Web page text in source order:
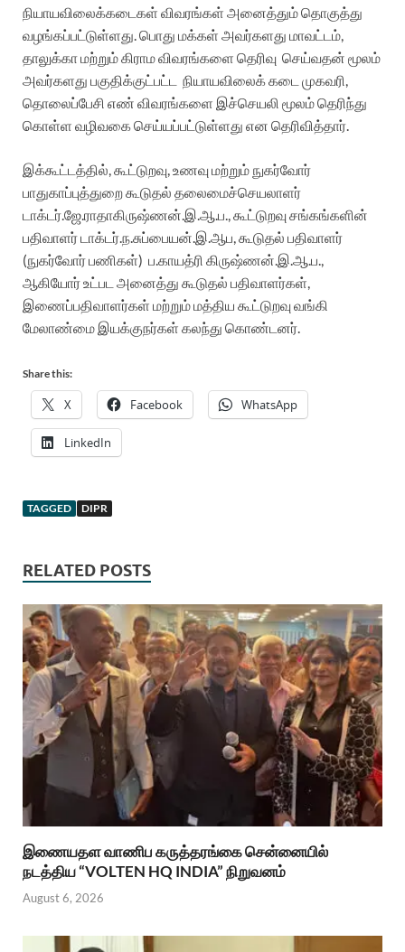
நியாயவிலைக்கடைகள் விவரங்கள் அனைத்தும் தொகுத்து
வழங்கப்பட்டுள்ளது. பொது மக்கள் அவர்களது மாவட்டம்,
தாலுக்கா மற்றும் கிராம விவரங்களை தெரிவு செய்வதன் மூலம்
அவர்களது பகுதிக்குட்பட்ட நியாயவிலைக் கடை முகவரி,
தொலைப்பேசி எண் விவரங்களை இச்செயலி மூலம் தெரிந்து
கொள்ள வழிவகை செய்யப்பட்டுள்ளது என தெரிவித்தார்.
இக்கூட்டத்தில், கூட்டுறவு, உணவு மற்றும் நுகர்வோர்
பாதுகாப்புத்துறை கூடுதல் தலைமைச்செயலாளர்
டாக்டர்.ஜே.ராதாகிருஷ்ணன்.இ.ஆ.ப., கூட்டுறவு சங்கங்களின்
பதிவாளர் டாக்டர்.ந.சுப்பையன்.இ.ஆப, கூடுதல் பதிவாளர்
(நுகர்வோர் பணிகள்) ப.காயத்ரி கிருஷ்ணன்.இ.ஆ.ப.,
ஆகியோர் உட்பட அனைத்து கூடுதல் பதிவாளர்கள்,
இணைப்பதிவாளர்கள் மற்றும் மத்திய கூட்டுறவு வங்கி
மேலாண்மை இயக்குநர்கள் கலந்து கொண்டனர்.
Share this:
X Facebook WhatsApp
LinkedIn
TAGGED DIPR
RELATED POSTS
இணையதள வாணிப கருத்தரங்கை சென்னையில்
நடத்திய “VOLTEN HQ INDIA” நிறுவனம்
August 6, 2026